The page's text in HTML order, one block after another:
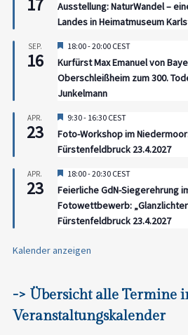
Ausstellung: NaturWandel –
Landes in Heimatmuseum
SEP.
16
Hervorgehoben
18:00-20:00 CEST
Kurfürst Max Emanuel von
Oberschleißheim zum 300.
Junkelmann
APR.
23
Hervorgehoben
9:30- 16:30 CEST
Foto-Workshop im
Fürstenfeldbruck 23.4.2027
APR.
23
Hervorgehoben
18:00-20:30 CEST
Feierliche GdN-Siegerehrung
Fotowettbewerb:
Fürstenfeldbruck 23.4.2027
Kalender anzeigen
-> Übersicht alle Termine
Veranstaltungskalender